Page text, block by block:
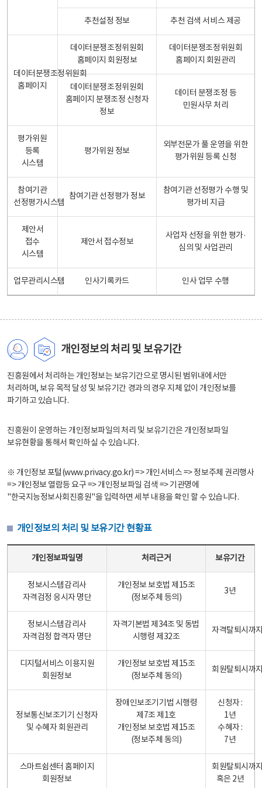
추천설정 정보 추천 검색 서비스 제공
데이터분쟁조정위원회
홈페이지
데이터분쟁조정위원회
홈페이지 회원정보
데이터분쟁조정위원회
홈페이지 회원관리
데이터분쟁조정위원회
홈페이지 분쟁조정 신청자
정보
데이터 분쟁조정 등
민원사무 처리
평가위원
등록
시스템
평가위원 정보
외부전문가 풀 운영을 위한
평가위원 등록 신청
참여기관
선정평가시스템
참여기관 선정평가 정보
참여기관 선정평가 수행 및
평가비 지급
제안서
접수
시스템
제안서 접수정보
사업자 선정을 위한 평가·
심의 및 사업관리
업무관리시스템 인사기록카드 인사 업무 수행
개인정보의 처리 및 보유기간
진흥원에서 처리하는 개인정보는 보유기간으로 명시된 범위내에서만
처리하며, 보유 목적 달성 및 보유기간 경과의 경우 지체 없이 개인정보를
파기하고 있습니다.
진흥원이 운영하는 개인정보파일의 처리 및 보유기간은 개인정보파일
보유현황을 통해서 확인하실 수 있습니다.
※ 개인정보 포털(www.privacy.go.kr) => 개인서비스 => 정보주체 권리행사
=> 개인정보 열람등 요구 => 개인정보파일 검색 => 기관명에
"한국지능정보사회진흥원"을 입력하면 세부 내용을 확인 할 수 있습니다.
개인정보의 처리 및 보유기간 현황표
개인정보파일명 처리근거 보유기간
정보시스템감리사
자격검정 응시자 명단
개인정보 보호법 제15조
(정보주체 등의)
3년
정보시스템감리사
자격검정 합격자 명단
자격기본법 제34조 및 동법
시행령 제32조
자격탈퇴시까
디지털서비스 이용지원
회원정보
개인정보 보호법 제15조
(정보주체 동의)
회원탈퇴시까
정보통신보조기기 신청자
및 수혜자 회원관리
장애인보조기기법 시행령
제7조 제1호
개인정보 보호법 제15조
(정보주체 동의)
신청자 :
1년
수혜자 :
7년
스마트쉼센터 홈페이지
회원정보
회원탈퇴시까
혹은 2년